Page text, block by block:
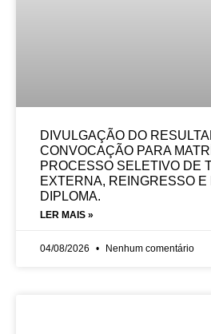
DIVULGAÇÃO DO
CONVOCAÇÃO PARA
PROCESSO SELETIVO DE
EXTERNA, REINGRESSO E
DIPLOMA.
LER MAIS »
04/08/2026 Nenhum comentário